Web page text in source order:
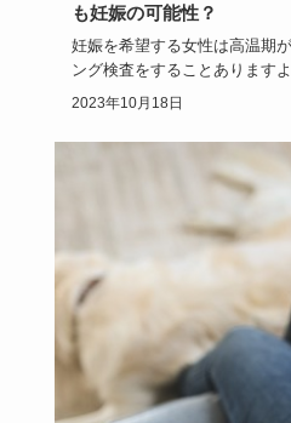
も妊娠の可能性？
妊娠を希望する女性は高温期
ング検査をすることあります
ち込みます。…
2023年10月18日